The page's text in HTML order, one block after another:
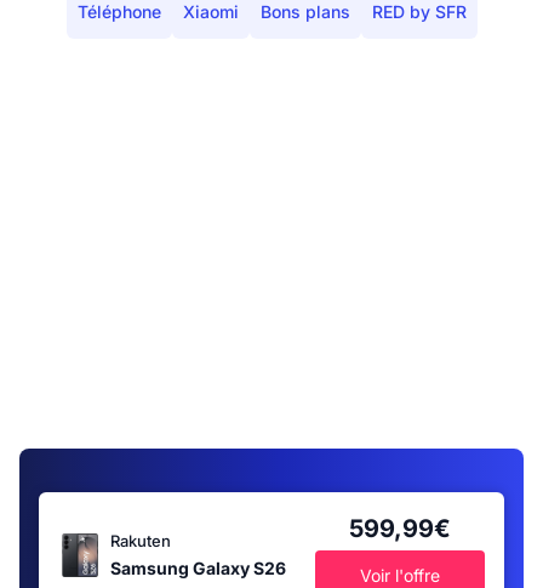
Téléphone Xiaomi Bons plans RED by SFR
Rakuten
Samsung Galaxy S26
599,99€
Voir l'offre